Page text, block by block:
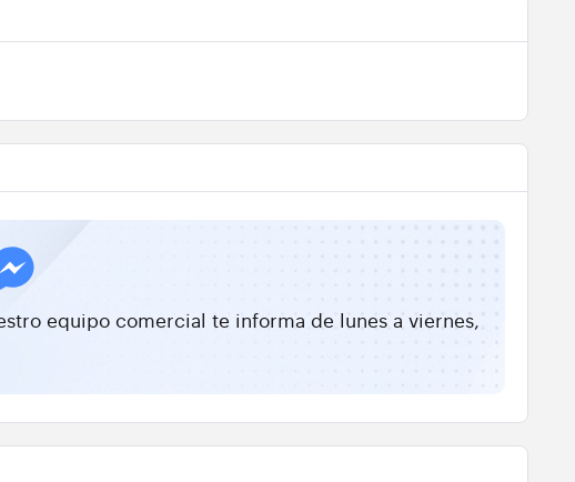
equipo comercial te informa de lunes a viernes,